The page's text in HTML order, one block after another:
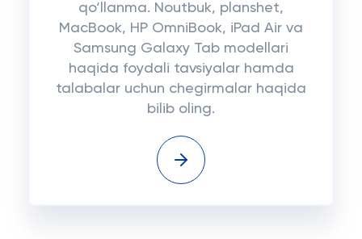
qo‘llanma. Noutbuk, planshet,
MacBook, HP OmniBook, iPad Air va
Samsung Galaxy Tab modellari
haqida foydali tavsiyalar hamda
talabalar uchun chegirmalar haqida
bilib oling.